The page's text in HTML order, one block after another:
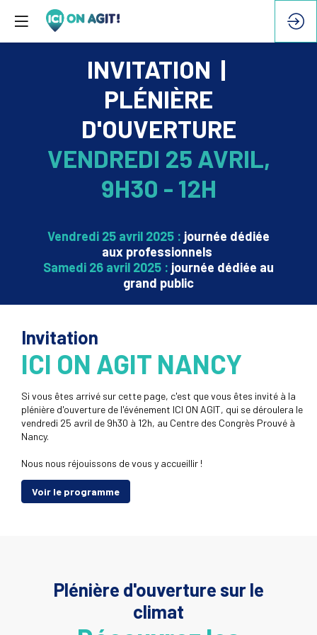
INVITATION |
PLÉNIÈRE
D'OUVERTURE
VENDREDI 25 AVRIL,
9H30 - 12H
Vendredi 25 avril 2025 : journée dédiée
aux professionnels
Samedi 26 avril 2025 : journée dédiée au
grand public
Invitation
ICI ON AGIT NANCY
Si vous êtes arrivé sur cette page, c'est que vous êtes invité à la
plénière d'ouverture de l'événement ICI ON AGIT, qui se déroulera le
vendredi 25 avril de 9h30 à 12h, au Centre des Congrès Prouvé à
Nancy.
Nous nous réjouissons de vous y accueillir !
Voir le programme
Plénière d'ouverture sur le
climat